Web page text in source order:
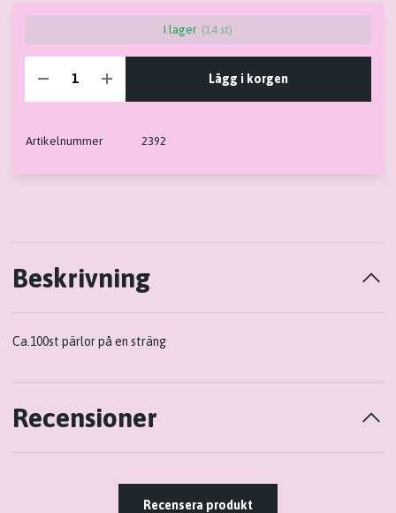
I lager (14 st)
Lägg i korgen
Artikelnummer 2392
Beskrivning
Ca.100st pärlor på en sträng
Recensioner
Recensera produkt